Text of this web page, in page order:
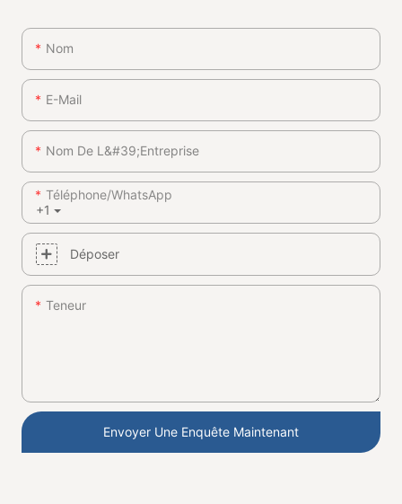
Nom
E-Mail
Nom De L&#39;entreprise
+1
Téléphone/WhatsApp
Déposer
Teneur
Envoyer Une Enquête Maintenant